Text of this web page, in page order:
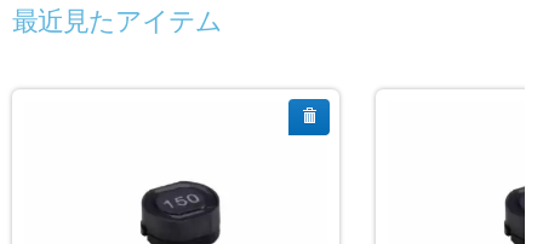
最近見たアイテム